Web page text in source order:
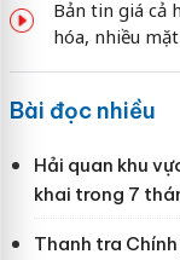
Bản tin giá cả
hóa, nhiều
Bài đọc nhiều
Hải quan khu
khai trong 7
Thanh tra